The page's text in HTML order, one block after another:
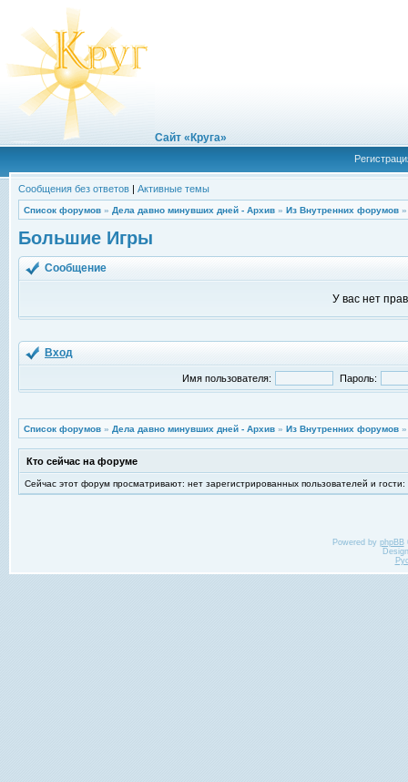
Сайт «Круга»
Сообщения без ответов | Активные темы
Список форумов » Дела давно минувших дней - Архив » Из Внутренних форумов
Большие Игры
Сообщение
У вас нет
Вход
Имя пользователя: Пароль:
Список форумов » Дела давно минувших дней - Архив » Из Внутренних форумов
Кто сейчас на форуме
Сейчас этот форум просматривают: нет зарегистрированных пользователей и гости:
Powered by phpBB